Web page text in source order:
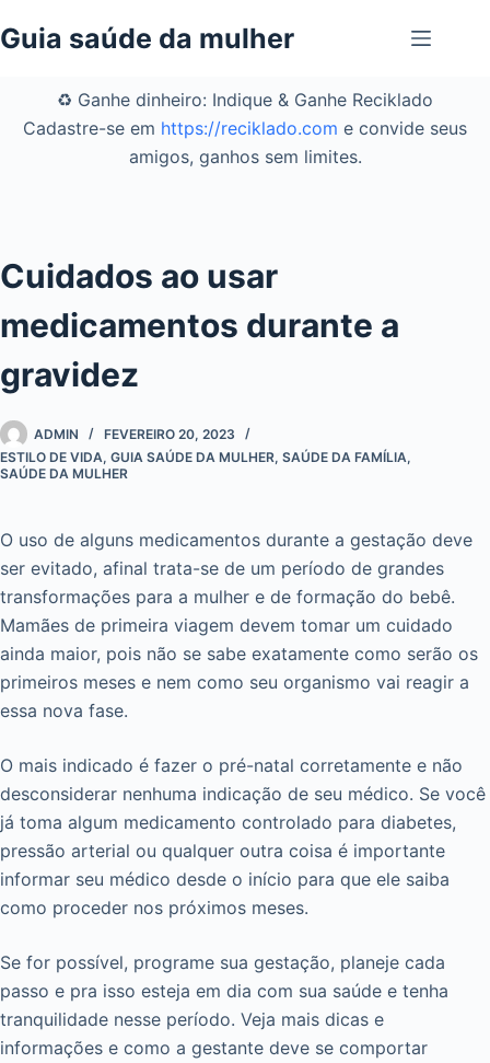
para
conteúdo
Guia saúde da mulher
♻️ Ganhe dinheiro: Indique & Ganhe Reciklado
Cadastre-se em https://reciklado.com e convide seus
amigos, ganhos sem limites.
Cuidados ao usar
medicamentos durante a
gravidez
ADMIN
FEVEREIRO 20, 2023
ESTILO DE VIDA, GUIA SAÚDE DA MULHER, SAÚDE DA FAMÍLIA,
SAÚDE DA MULHER
O uso de alguns medicamentos durante a gestação deve
ser evitado, afinal trata-se de um período de grandes
transformações para a mulher e de formação do bebê.
Mamães de primeira viagem devem tomar um cuidado
ainda maior, pois não se sabe exatamente como serão os
primeiros meses e nem como seu organismo vai reagir a
essa nova fase.
O mais indicado é fazer o pré-natal corretamente e não
desconsiderar nenhuma indicação de seu médico. Se você
já toma algum medicamento controlado para diabetes,
pressão arterial ou qualquer outra coisa é importante
informar seu médico desde o início para que ele saiba
como proceder nos próximos meses.
Se for possível, programe sua gestação, planeje cada
passo e pra isso esteja em dia com sua saúde e tenha
tranquilidade nesse período. Veja mais dicas e
informações e como a gestante deve se comportar